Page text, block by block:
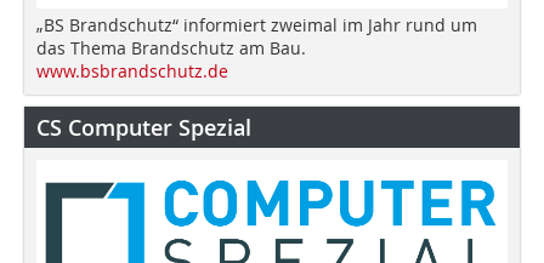
„BS Brandschutz“ informiert zweimal im Jahr rund um
das Thema Brandschutz am Bau.
www.bsbrandschutz.de
CS Computer Spezial